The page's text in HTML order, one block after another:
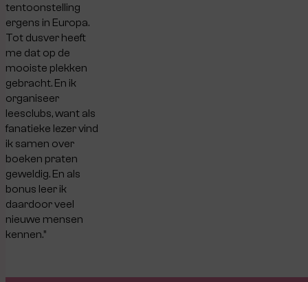
tentoonstelling
ergens in Europa.
Tot dusver heeft
me dat op de
mooiste plekken
gebracht. En ik
organiseer
leesclubs, want als
fanatieke lezer vind
ik samen over
boeken praten
geweldig. En als
bonus leer ik
daardoor veel
nieuwe mensen
kennen.”